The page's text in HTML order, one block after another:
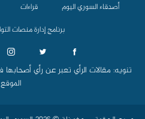
أصدقاء السوري اليوم
قراءات
برنامج إدارة منصات
تنويه: مقالات الرأي تعبر عن رأي
الموقع